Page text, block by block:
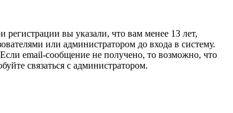
вы указали, что вам менее 13 лет,
или администратором до входа в систему.
email-сообщение не получено, то возможно, что
связаться с администратором.